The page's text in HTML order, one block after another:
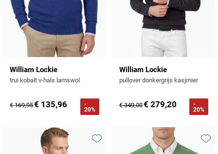
William Lockie
trui kobalt v-hals lamswol
€ 169,95€ 135,96
-
20%
William Lockie
pullover donkergrijs kasjmier
€ 349,00€ 279,20
-
20%
Toevoegen aan favorieten